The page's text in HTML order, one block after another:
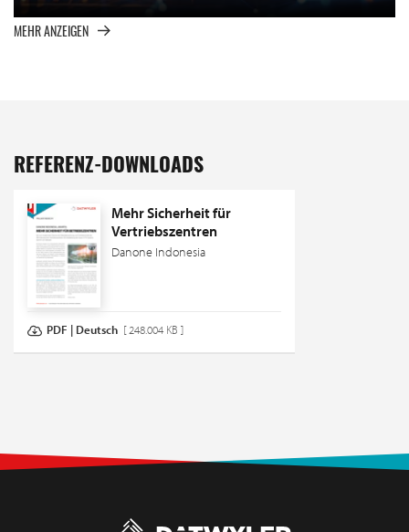
MEHR ANZEIGEN
REFERENZ-DOWNLOADS
Mehr Sicherheit für
Vertriebszentren
Danone Indonesia
PDF | Deutsch [ 248.004 KB ]